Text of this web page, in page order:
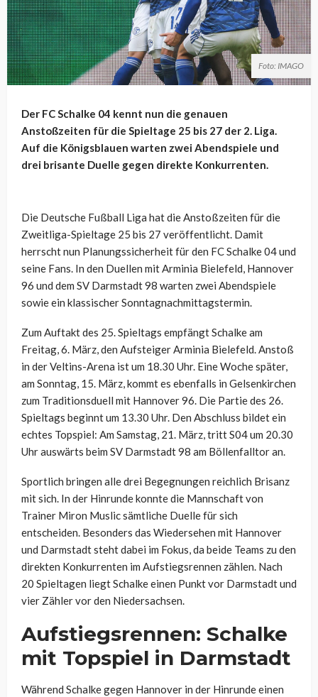
Foto: IMAGO
Der FC Schalke 04 kennt nun die genauen
Anstoßzeiten für die Spieltage 25 bis 27 der 2. Liga.
Auf die Königsblauen warten zwei Abendspiele und
drei brisante Duelle gegen direkte Konkurrenten.
Die Deutsche Fußball Liga hat die Anstoßzeiten für die
Zweitliga-Spieltage 25 bis 27 veröffentlicht. Damit
herrscht nun Planungssicherheit für den FC Schalke 04 und
seine Fans. In den Duellen mit Arminia Bielefeld, Hannover
96 und dem SV Darmstadt 98 warten zwei Abendspiele
sowie ein klassischer Sonntagnachmittagstermin.
Zum Auftakt des 25. Spieltags empfängt Schalke am
Freitag, 6. März, den Aufsteiger Arminia Bielefeld. Anstoß
in der Veltins-Arena ist um 18.30 Uhr. Eine Woche später,
am Sonntag, 15. März, kommt es ebenfalls in Gelsenkirchen
zum Traditionsduell mit Hannover 96. Die Partie des 26.
Spieltags beginnt um 13.30 Uhr. Den Abschluss bildet ein
echtes Topspiel: Am Samstag, 21. März, tritt S04 um 20.30
Uhr auswärts beim SV Darmstadt 98 am Böllenfalltor an.
Sportlich bringen alle drei Begegnungen reichlich Brisanz
mit sich. In der Hinrunde konnte die Mannschaft von
Trainer Miron Muslic sämtliche Duelle für sich
entscheiden. Besonders das Wiedersehen mit Hannover
und Darmstadt steht dabei im Fokus, da beide Teams zu den
direkten Konkurrenten im Aufstiegsrennen zählen. Nach
20 Spieltagen liegt Schalke einen Punkt vor Darmstadt und
vier Zähler vor den Niedersachsen.
Aufstiegsrennen: Schalke
mit Topspiel in Darmstadt
Während Schalke gegen Hannover in der Hinrunde einen